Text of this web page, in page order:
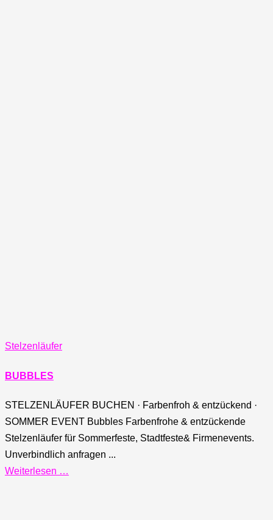
Stelzenläufer
BUBBLES
STELZENLÄUFER BUCHEN · Farbenfroh & entzückend ·
SOMMER EVENT Bubbles Farbenfrohe & entzückende
Stelzenläufer für Sommerfeste, Stadtfeste& Firmenevents.
Unverbindlich anfragen ...
Weiterlesen …